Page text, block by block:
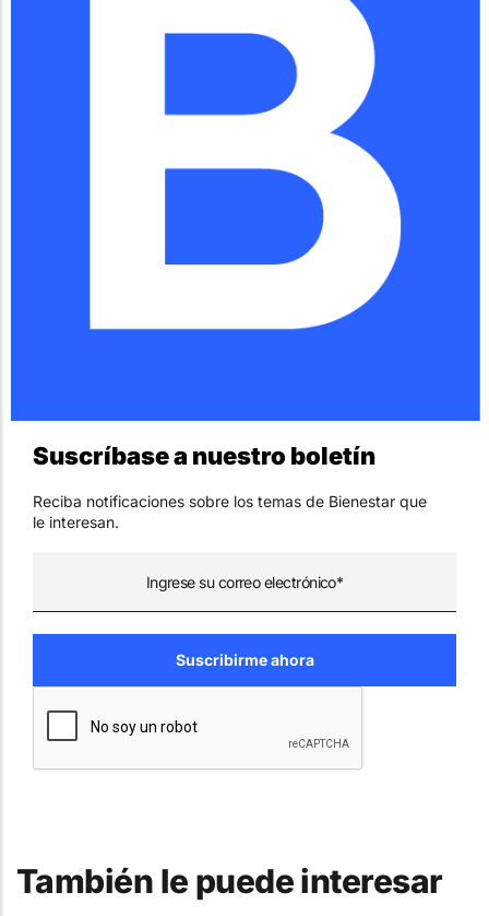
Suscríbase a nuestro boletín
Reciba notificaciones sobre los temas de Bienestar que
le interesan.
También le puede interesar